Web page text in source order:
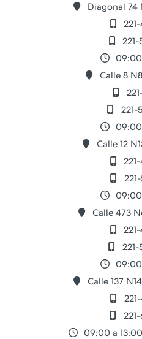
Diagonal 74
Calle 8
Calle 12
Calle 473
Calle 137
09:00 a